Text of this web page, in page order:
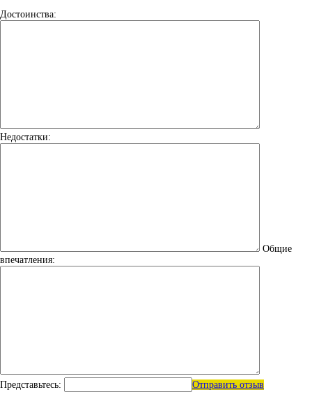
Достоинства:
Недостатки:
Общие
впечатления:
Представьтесь: Отправить отзыв